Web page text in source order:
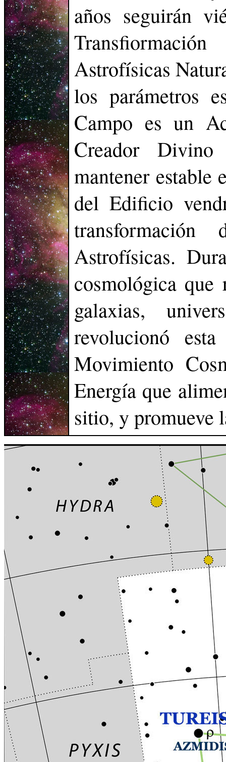
años seguirán
Astrofísicas
los parámetros
Campo es un
Creador
mantener estable
del Edificio
Astrofísicas.
cosmológica
galaxias,
revolucionó
Movimiento
Energía que
sitio, y promueve